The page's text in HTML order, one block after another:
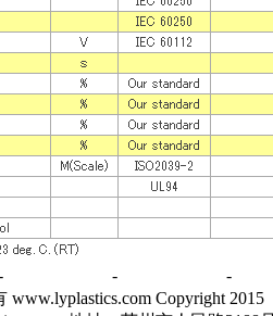
- -
Copyright 2015